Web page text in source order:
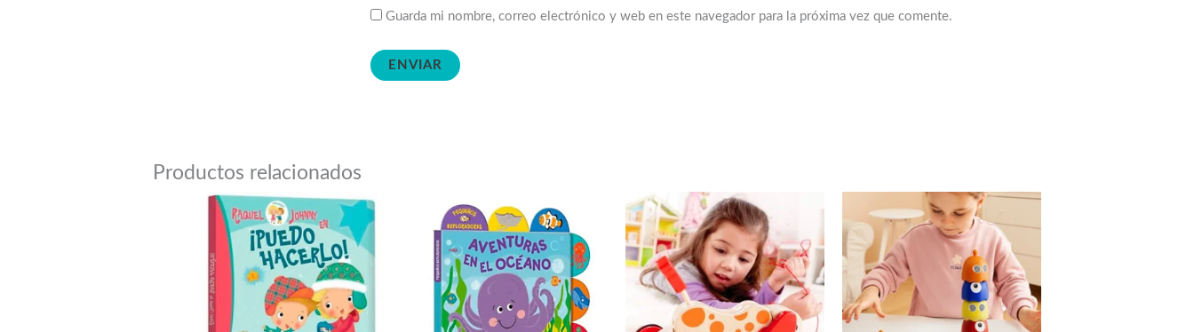
Guarda mi nombre, correo electrónico y web en este navegador para la próxima vez que comente.
Productos relacionados